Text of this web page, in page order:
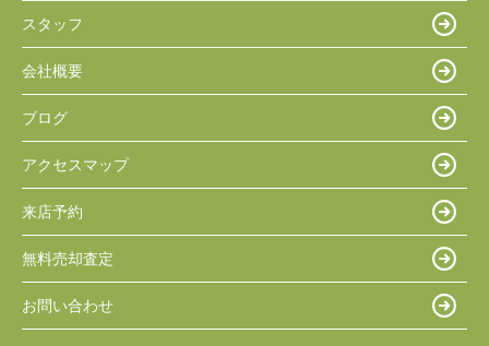
スタッフ
会社概要
ブログ
アクセスマップ
来店予約
無料売却査定
お問い合わせ